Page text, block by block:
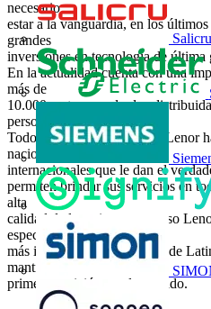
Salicru
necesario
estar a la vanguardia, en los
grandes
inversiones en tecnología de última
En la actualidad cuenta con una
más de
10.000 metros cuadrados
personas.
Todo esto ha permitido que Lenor
nacionales e
internacionales que le dan el
permiten brindar sus servicios en
alta
calidad de los mismos, por eso
especie
más importante y acreditada de
mantiene la
primera posición en el mercado.